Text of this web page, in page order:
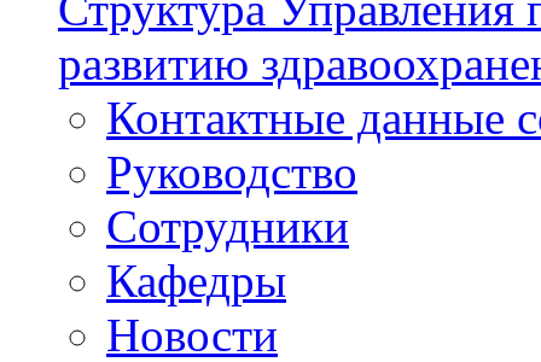
развитию
Контактные данные
Руководство
Сотрудники
Кафедры
Новости